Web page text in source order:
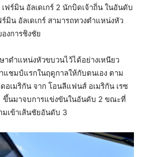
เฟร์มิน อัลเดเกร์ 2 นักบิดเจ้าถิ่น ในอันดับ
มิน อัลเดเกร์ สามารถทวงตำแหน่งหัว
งการชิงชัย
าตำแหน่งหัวขบวนไว้ได้อย่างเหนียว
แชมป์แรกในฤดูกาลให้กับตนเอง ตาม
อเมริกัน จาก โอนลีแฟนส์ อเมริกัน เรซ
ขึ้นมาจบการแข่งขันในอันดับ 2 ขณะที่
มเข้าเส้นชัยอันดับ 3